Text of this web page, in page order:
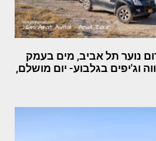
נוער תל אביב, מים בעמק
וג'יפים בגלבוע- יום מושלם,